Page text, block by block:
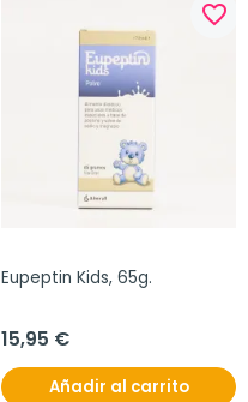
favorite_border
Eupeptin Kids, 65g.
15,95 €
Añadir al carrito